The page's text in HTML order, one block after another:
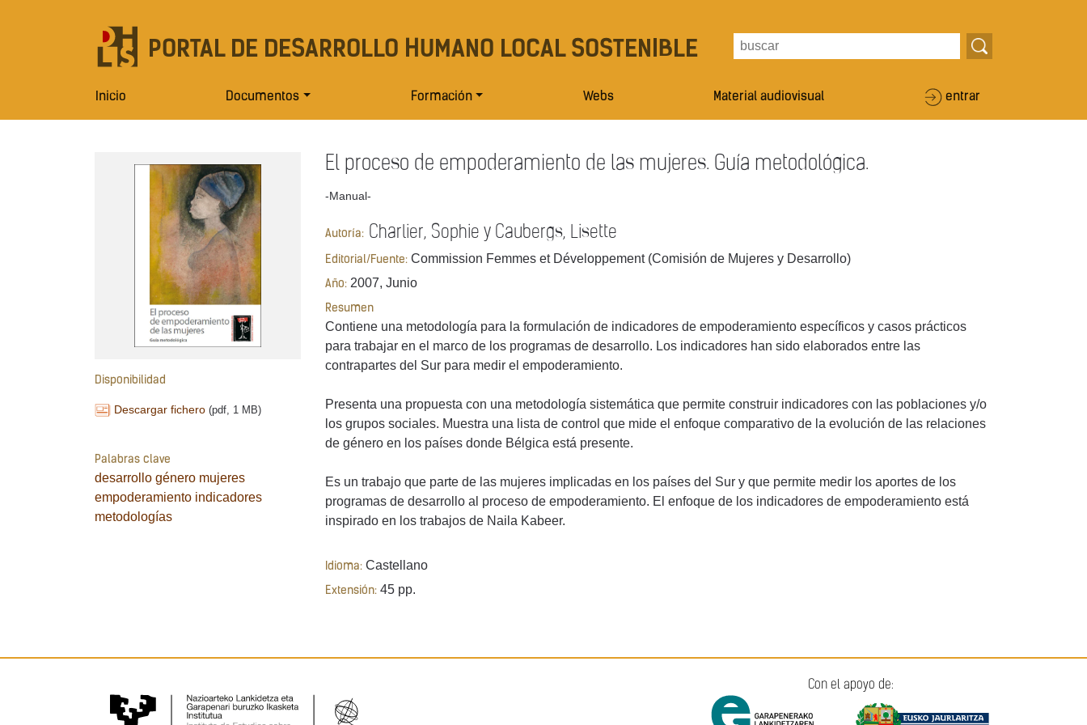
PORTAL DE DESARROLLO HUMANO LOCAL SOSTENIBLE
Inicio Documentos Formación Webs Material audiovisual entrar
Disponibilidad
Descargar fichero (pdf, 1 MB)
Palabras clave
desarrollo género mujeres
empoderamiento indicadores
metodologías
El proceso de empoderamiento de las mujeres. Guía metodológica.
-Manual-
Autoría: Charlier, Sophie y Caubergs, Lisette
Editorial/Fuente: Commission Femmes et Développement (Comisión de Mujeres y Desarrollo)
Año: 2007, Junio
Resumen
Contiene una metodología para la formulación de indicadores de empoderamiento específicos y casos prácticos
para trabajar en el marco de los programas de desarrollo. Los indicadores han sido elaborados entre las
contrapartes del Sur para medir el empoderamiento.
Presenta una propuesta con una metodología sistemática que permite construir indicadores con las poblaciones y/o
los grupos sociales. Muestra una lista de control que mide el enfoque comparativo de la evolución de las relaciones
de género en los países donde Bélgica está presente.
Es un trabajo que parte de las mujeres implicadas en los países del Sur y que permite medir los aportes de los
programas de desarrollo al proceso de empoderamiento. El enfoque de los indicadores de empoderamiento está
inspirado en los trabajos de Naila Kabeer.
Idioma: Castellano
Extensión: 45 pp.
Con el apoyo de: